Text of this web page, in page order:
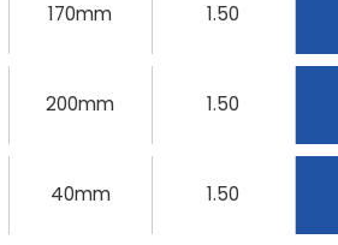
170mm 1.50
200mm 1.50
40mm 1.50